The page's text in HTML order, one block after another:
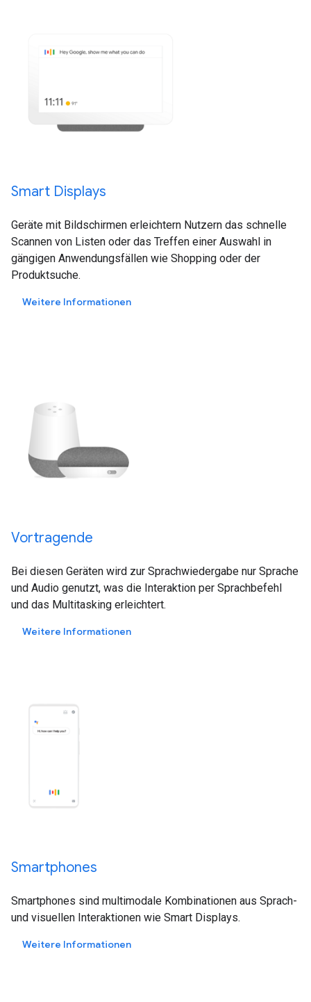
Smart Displays
Geräte mit Bildschirmen erleichtern Nutzern das schnelle
Scannen von Listen oder das Treffen einer Auswahl in
gängigen Anwendungsfällen wie Shopping oder der
Produktsuche.
Weitere Informationen
Vortragende
Bei diesen Geräten wird zur Sprachwiedergabe nur Sprache
und Audio genutzt, was die Interaktion per Sprachbefehl
und das Multitasking erleichtert.
Weitere Informationen
Smartphones
Smartphones sind multimodale Kombinationen aus Sprach-
und visuellen Interaktionen wie Smart Displays.
Weitere Informationen